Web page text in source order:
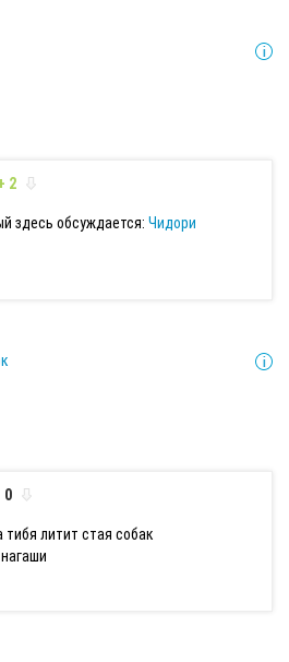
2
здесь обсуждается: Чидори
0
тибя литит стая собак